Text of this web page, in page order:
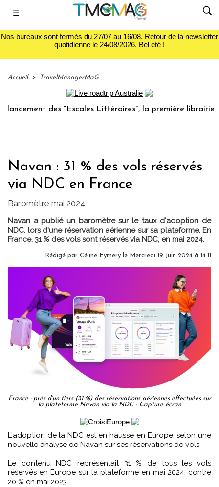
☰
Nos bureaux sont fermés du 27/07 au 16/08. Retour de la newsletter
quotidienne le 24/08/2026. Bel été !
Accueil > TravelManagerMaG
des "Escales Littéraires", la première librairie du
Navan : 31 % des vols réservés
via NDC en France
Baromètre mai 2024
Navan a publié un baromètre sur le taux d'adoption de
NDC, lors d'une réservation aérienne sur sa plateforme. En
France, 31 % des vols sont réservés via NDC, en mai 2024.
Rédigé par Céline Eymery le Mercredi 19 Juin 2024 à 14:11
France : près d'un tiers (31 %) des réservations aériennes effectuées sur
la plateforme Navan via la NDC - Capture écran
L'adoption de la NDC est en hausse en Europe, selon une
nouvelle analyse de Navan sur ses réservations de vols
Le contenu NDC représentait 31 % de tous les vols
réservés en Europe sur la plateforme en mai 2024, contre
20 % en mai 2023.